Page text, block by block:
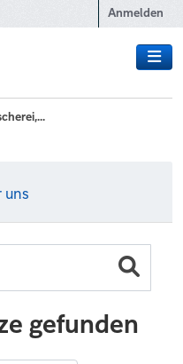
Anmelden
uns
gefunden